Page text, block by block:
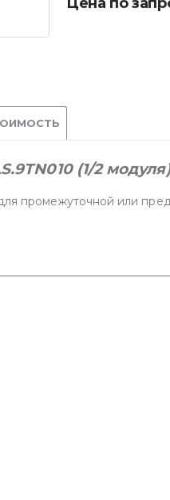
(1/2
промежуточной или